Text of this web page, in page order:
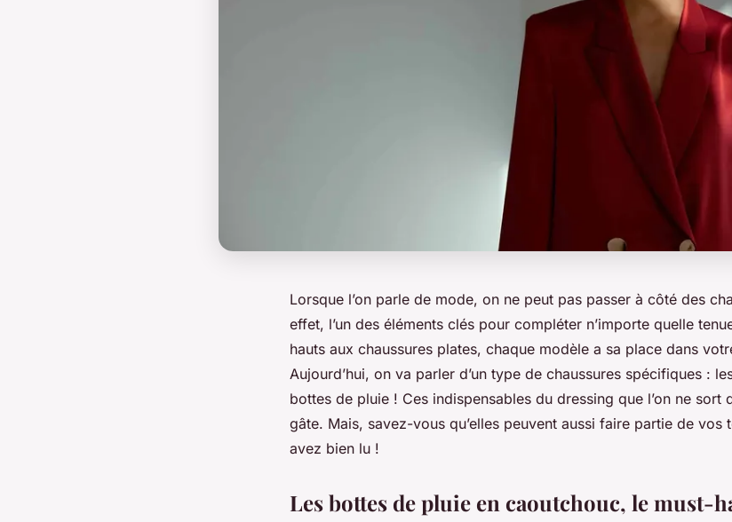
Lorsque l’on parle de mode, on ne peut pas passer à côté des
effet, l’un des éléments clés pour compléter n’importe quelle
hauts aux chaussures plates, chaque modèle a sa place dans
Aujourd’hui, on va parler d’un type de chaussures spécifiques :
bottes de pluie ! Ces indispensables du dressing que l’on ne sort
gâte. Mais, savez-vous qu’elles peuvent aussi faire partie de vos
avez bien lu !
Les bottes de pluie en caoutchouc, le must-